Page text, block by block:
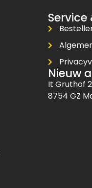
Nieuw
It Gruthof
8754 GZ